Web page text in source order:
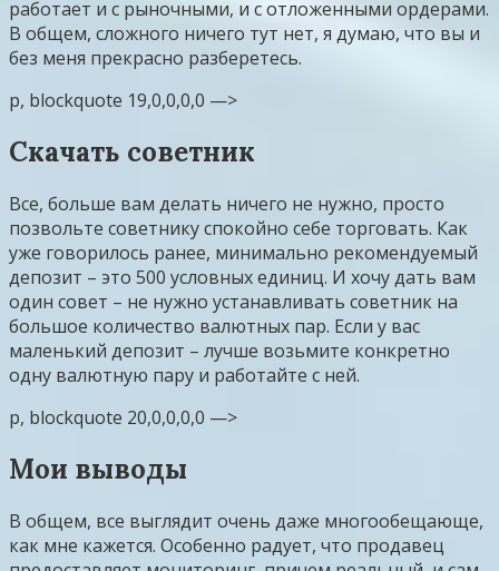
работает и с рыночными, и с отложенными ордерами.
В общем, сложного ничего тут нет, я думаю, что вы и
без меня прекрасно разберетесь.
p, blockquote 19,0,0,0,0 —>
Скачать советник
Все, больше вам делать ничего не нужно, просто
позвольте советнику спокойно себе торговать. Как
уже говорилось ранее, минимально рекомендуемый
депозит – это 500 условных единиц. И хочу дать вам
один совет – не нужно устанавливать советник на
большое количество валютных пар. Если у вас
маленький депозит – лучше возьмите конкретно
одну валютную пару и работайте с ней.
p, blockquote 20,0,0,0,0 —>
Мои выводы
В общем, все выглядит очень даже многообещающе,
как мне кажется. Особенно радует, что продавец